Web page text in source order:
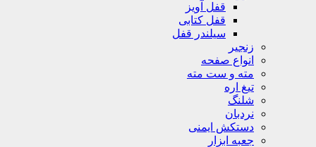
قفل آویز
قفل کتابی
سیلندر قفل
زنجیر
انواع صفحه
مته و ست مته
تیغ اره
شلنگ
نردبان
دستکش ایمنی
جعبه ابزار